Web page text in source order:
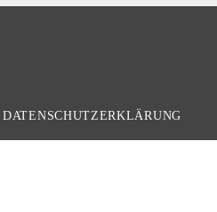
DATENSCHUTZERKLÄRUNG